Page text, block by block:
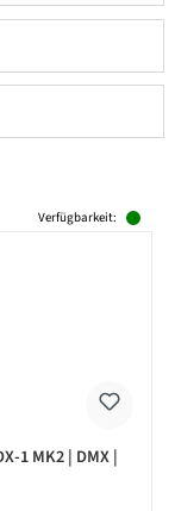
Verfügbarkeit:
1 MK2 | DMX |